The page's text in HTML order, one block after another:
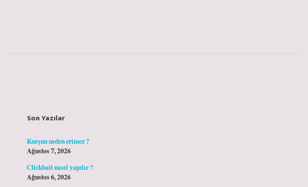
Son Yazılar
Kurşun neden erimez ?
Ağustos 7, 2026
Clickbait nasıl yapılır ?
Ağustos 6, 2026